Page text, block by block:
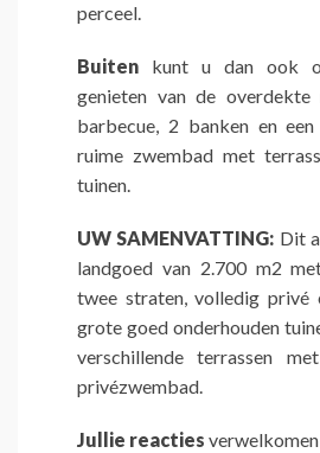
perceel.
Buiten kunt u dan ook
genieten van de
barbecue, 2 banken en
ruime zwembad met
tuinen.
UW SAMENVATTING: Dit
landgoed van 2.700 m2
twee straten, volledig privé
grote goed onderhouden
verschillende terrassen
privézwembad.
Jullie reacties